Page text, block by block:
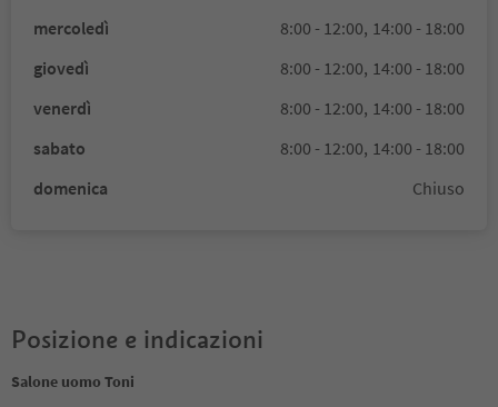
mercoledì
8:00 - 12:00, 14:00 - 18:00
giovedì
8:00 - 12:00, 14:00 - 18:00
venerdì
8:00 - 12:00, 14:00 - 18:00
sabato
8:00 - 12:00, 14:00 - 18:00
domenica
Chiuso
Posizione e indicazioni
Salone uomo Toni